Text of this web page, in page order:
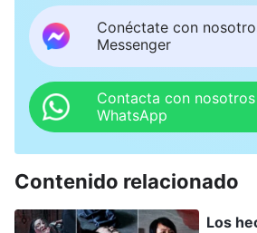
Conéctate con
Messenger
Contacta con
WhatsApp
Contenido relacionado
Los